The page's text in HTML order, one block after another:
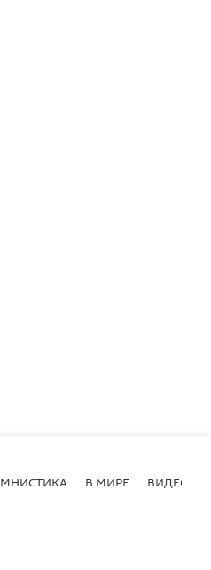
В МИРЕ ВИДЕО